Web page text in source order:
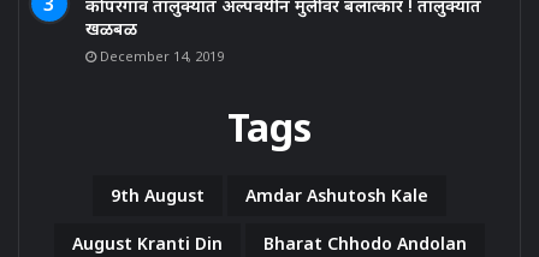
कोपरगाव तालुक्यात अल्पवयीन मुलींवर बलात्कार ! तालुक्यात
खळबळ
December 14, 2019
Tags
9th August Amdar Ashutosh Kale
August Kranti Din Bharat Chhodo Andolan